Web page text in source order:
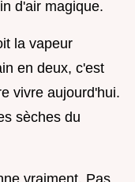
d'air magique.
la vapeur
en deux, c'est
vivre aujourd'hui.
sèches du
vraiment. Pas